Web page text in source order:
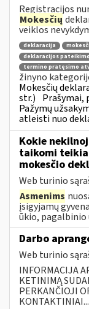
Registracijos
Mokesčių
veiklos
deklaracija
deklaracijos
termino pratęsimo
žinyno
Mokesčių
str.) Prašymai,
Pažymų
atleisti nuo
Kokie
taikomi
mokesčio
Web turinio
Asmenims
įsigyjamų
ūkio, pagalbinio
Darbo
Web turinio
INFORMACIJA
KETINIMĄ
PERKANČIOJI
KONTAKTINIAI...